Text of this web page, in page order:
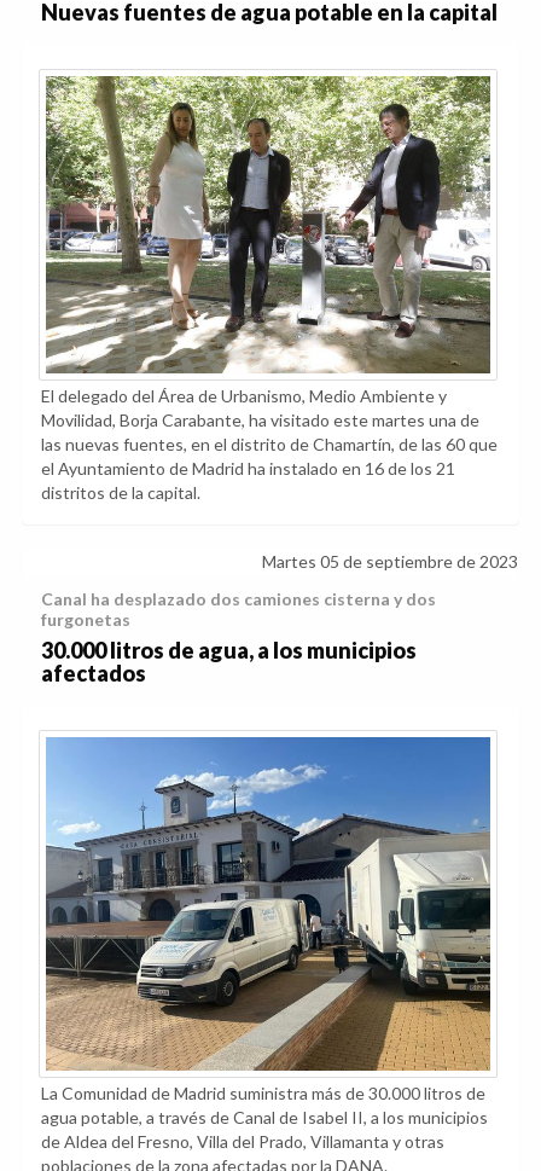
Nuevas fuentes de agua potable en la capital
El delegado del Área de Urbanismo, Medio Ambiente y
Movilidad, Borja Carabante, ha visitado este martes una de
las nuevas fuentes, en el distrito de Chamartín, de las 60 que
el Ayuntamiento de Madrid ha instalado en 16 de los 21
distritos de la capital.
Martes 05 de septiembre de 2023
Canal ha desplazado dos camiones cisterna y dos
furgonetas
30.000 litros de agua, a los municipios
afectados
La Comunidad de Madrid suministra más de 30.000 litros de
agua potable, a través de Canal de Isabel II, a los municipios
de Aldea del Fresno, Villa del Prado, Villamanta y otras
poblaciones de la zona afectadas por la DANA.